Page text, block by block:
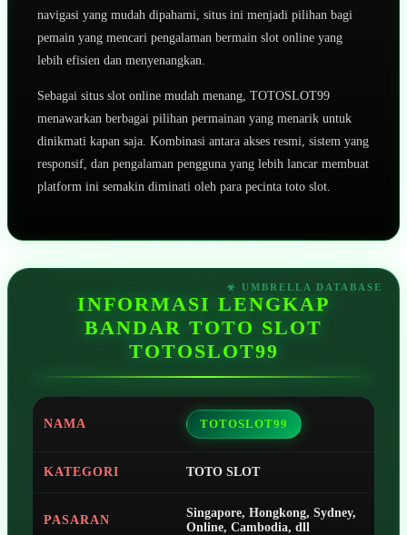
navigasi yang mudah dipahami, situs ini menjadi pilihan bagi
pemain yang mencari pengalaman bermain slot online yang
lebih efisien dan menyenangkan.
Sebagai situs slot online mudah menang, TOTOSLOT99
menawarkan berbagai pilihan permainan yang menarik untuk
dinikmati kapan saja. Kombinasi antara akses resmi, sistem yang
responsif, dan pengalaman pengguna yang lebih lancar membuat
platform ini semakin diminati oleh para pecinta toto slot.
INFORMASI LENGKAP
BANDAR TOTO SLOT
TOTOSLOT99
NAMA TOTOSLOT99
KATEGORI TOTO SLOT
PASARAN
Singapore, Hongkong, Sydney,
Online, Cambodia, dll